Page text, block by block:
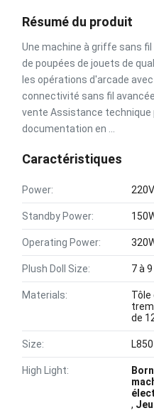
Résumé du produit
Une machine à griffe sans
de poupées de jouets de
les opérations d'arcade
connectivité sans fil
vente Assistance technique
documentation en ...
Caractéristiques
Power: 220V
Standby Power:
Operating Power:
Plush Doll Size: 7 à
Materials:
Tôle
de
Size:
High Light:
,